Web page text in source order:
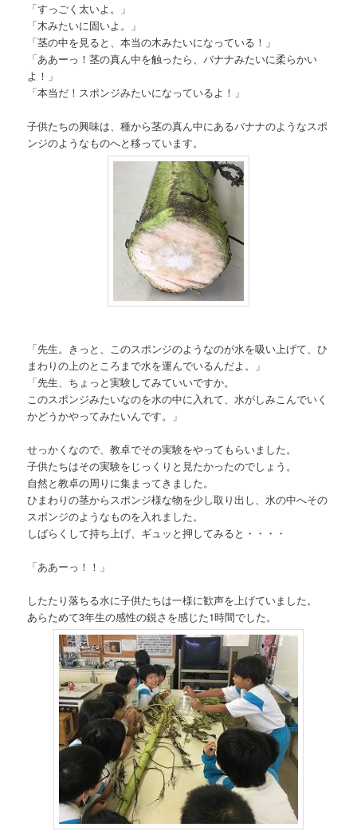
「すっごく太いよ。」
「木みたいに固いよ。」
「茎の中を見ると、本当の木みたいになっている！」
「ああーっ！茎の真ん中を触ったら、バナナみたいに柔らかい
よ！」
「本当だ！スポンジみたいになっているよ！」
子供たちの興味は、種から茎の真ん中にあるバナナのようなスポ
ンジのようなものへと移っています。
「先生。きっと、このスポンジのようなのが水を吸い上げて、ひ
まわりの上のところまで水を運んでいるんだよ。」
「先生、ちょっと実験してみていいですか。
このスポンジみたいなのを水の中に入れて、水がしみこんでいく
かどうかやってみたいんです。」
せっかくなので、教卓でその実験をやってもらいました。
子供たちはその実験をじっくりと見たかったのでしょう。
自然と教卓の周りに集まってきました。
ひまわりの茎からスポンジ様な物を少し取り出し、水の中へその
スポンジのようなものを入れました。
しばらくして持ち上げ、ギュッと押してみると・・・・
「ああーっ！！」
したたり落ちる水に子供たちは一様に歓声を上げていました。
あらためて3年生の感性の鋭さを感じた1時間でした。